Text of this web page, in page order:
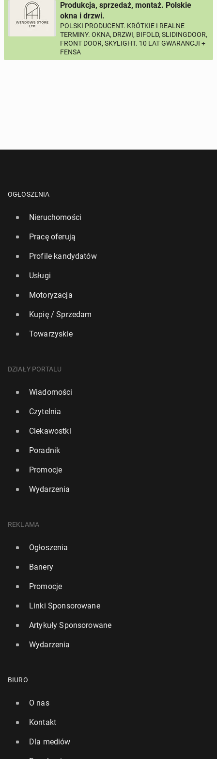
Produkcja, sprzedaż, montaż. Polskie
okna i drzwi.
POLSKI PRODUCENT. KRÓTKIE I REALNE
TERMINY. OKNA, DRZWI, BIFOLD, SLIDINGDOOR,
FRONT DOOR, SKYLIGHT. 10 LAT GWARANCJI +
FENSA
OGŁOSZENIA
Nieruchomości
Pracę oferują
Profile kandydatów
Usługi
Motoryzacja
Kupię / Sprzedam
Towarzyskie
DZIAŁY PORTALU
Wiadomości
Czytelnia
Ciekawostki
Poradnik
Promocje
Wydarzenia
REKLAMA
Ogłoszenia
Banery
Promocje
Linki Sponsorowane
Artykuły Sponsorowane
Wydarzenia
BIURO
O nas
Kontakt
Dla mediów